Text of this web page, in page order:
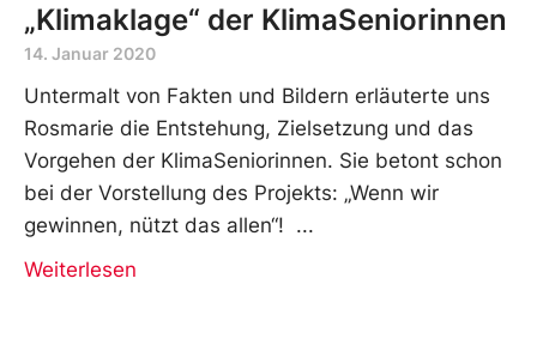
„Klimaklage“ der KlimaSeniorinnen
14. Januar 2020
Untermalt von Fakten und Bildern erläuterte uns
Rosmarie die Entstehung, Zielsetzung und das
Vorgehen der KlimaSeniorinnen. Sie betont schon
bei der Vorstellung des Projekts: „Wenn wir
gewinnen, nützt das allen“!
Weiterlesen